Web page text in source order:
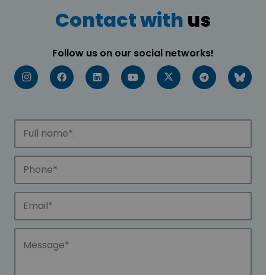
Contact with us
Follow us on our social networks!